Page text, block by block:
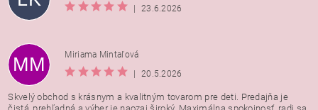
|
23.6.2026
MM
Miriama Mintaľová
|
20.5.2026
Skvelý obchod s krásnym a kvalitným tovarom pre deti. Predajňa je